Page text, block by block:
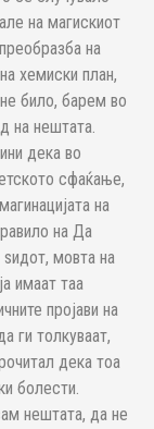
на магискиот
на
хемиски план,
било, барем во
на нештата.
дека во
сфаќање,
на
на Да
ѕидот, мовта на
имаат таа
пројави на
ги толкуваат,
дека тоа
болести.
нештата, да не